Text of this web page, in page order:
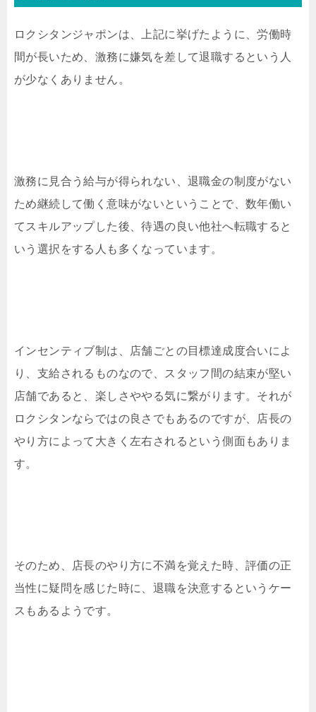
ロクシタンジャポンは、上記に挙げたように、労働時
間が長いため、激務に嫌気を差して退職するという人
が少なくありません。
激務に見合う給与が得られない、退職金の制度がない
ため継続して働く意味がないということで、数年働い
てスキルアップした後、待遇の良い他社へ転職すると
いう選択をする人も多くなっています。
インセンティブ制は、店舗ごとの目標達成度合いによ
り、支給されるものなので、スタッフ間の結束が堅い
店舗であると、楽しさややる気に繋がります。それが
ロクシタンならではの良さでもあるのですが、店長の
やり方によって大きく左右されるという側面もありま
す。
そのため、店長のやり方に不満を覚えた時、評価の正
当性に疑問を感じた時に、退職を決意するというケー
スもあるようです。